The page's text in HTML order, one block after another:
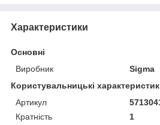
Характеристики
Основні
Виробник
Sigma
Користувальницькі
Артикул
Кратність
1